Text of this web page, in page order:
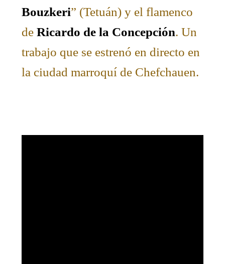
Bouzkeri” (Tetuán) y el flamenco
de Ricardo de la Concepción. Un
trabajo que se estrenó en directo en
la ciudad marroquí de Chefchauen.